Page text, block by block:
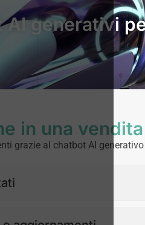
AI generativi
in una vendita
grazie al chatbot AI